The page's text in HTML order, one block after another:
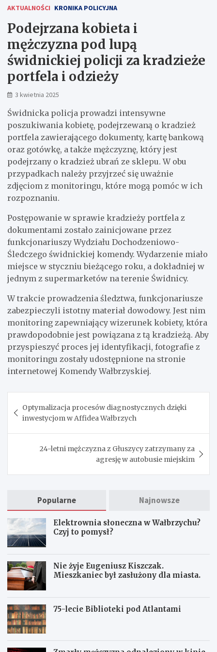
AKTUALNOŚCI KRONIKA POLICYJNA
Podejrzana kobieta i
mężczyzna pod lupą
świdnickiej policji za kradzieże
portfela i odzieży
3 kwietnia 2025
Świdnicka policja prowadzi intensywne
poszukiwania kobietę, podejrzewaną o kradzież
portfela zawierającego dokumenty, kartę bankową
oraz gotówkę, a także mężczyznę, który jest
podejrzany o kradzież ubrań ze sklepu. W obu
przypadkach należy przyjrzeć się uważnie
zdjęciom z monitoringu, które mogą pomóc w ich
rozpoznaniu.
Postępowanie w sprawie kradzieży portfela z
dokumentami zostało zainicjowane przez
funkcjonariuszy Wydziału Dochodzeniowo-
Śledczego świdnickiej komendy. Wydarzenie miało
miejsce w styczniu bieżącego roku, a dokładniej w
jednym z supermarketów na terenie Świdnicy.
W trakcie prowadzenia śledztwa, funkcjonariusze
zabezpieczyli istotny materiał dowodowy. Jest nim
monitoring zapewniający wizerunek kobiety, która
prawdopodobnie jest powiązana z tą kradzieżą. Aby
przyspieszyć proces jej identyfikacji, fotografie z
monitoringu zostały udostępnione na stronie
internetowej Komendy Wałbrzyskiej.
wpisu
Optymalizacja procesów diagnostycznych dzięki
inwestycjom w Affidea Wałbrzych
24-letni mężczyzna z Głuszycy zatrzymany za
agresję w autobusie miejskim
Popularne Najnowsze
Elektrownia słoneczna w Wałbrzychu?
Czyj to pomysł?
Nie żyje Eugeniusz Kiszczak.
Mieszkaniec był zasłużony dla miasta.
75-lecie Biblioteki pod Atlantami